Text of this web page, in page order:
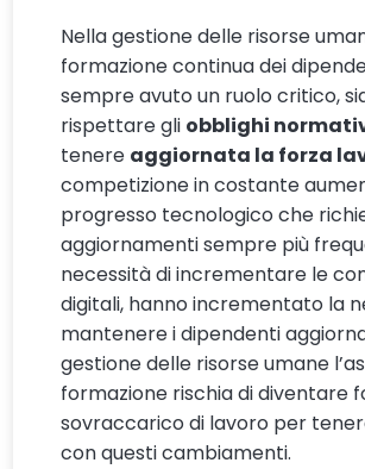
Nella gestione delle risorse
formazione continua dei
sempre avuto un ruolo critico,
rispettare gli obblighi
tenere aggiornata la forza
competizione in costante
progresso tecnologico che
aggiornamenti sempre più
necessità di incrementare le
digitali, hanno incrementato la
mantenere i dipendenti
gestione delle risorse umane
formazione rischia di diventare
sovraccarico di lavoro per
con questi cambiamenti.